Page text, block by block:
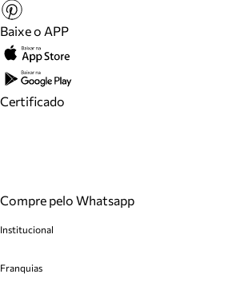
Baixe o APP
Certificado
Compre pelo Whatsapp
Institucional
Cashback
Franquias